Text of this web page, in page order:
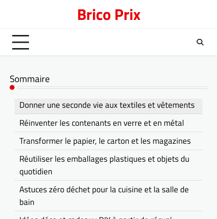
Brico Prix
Sommaire
Donner une seconde vie aux textiles et vêtements
Réinventer les contenants en verre et en métal
Transformer le papier, le carton et les magazines
Réutiliser les emballages plastiques et objets du
quotidien
Astuces zéro déchet pour la cuisine et la salle de
bain